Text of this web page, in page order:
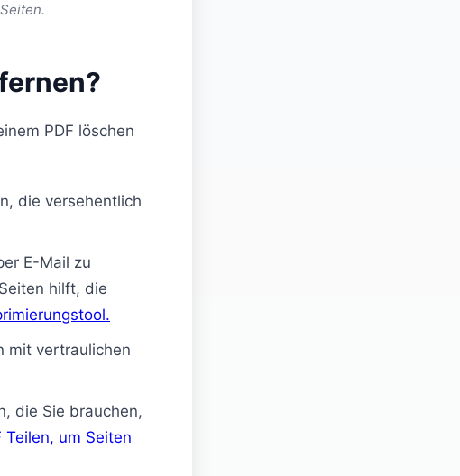
PDF löschen
die versehentlich
E-Mail zu
hilft, die
mit vertraulichen
die Sie brauchen,
Teilen, um Seiten